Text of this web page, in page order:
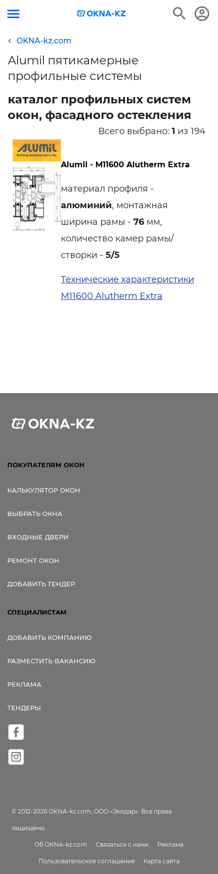
OKNA-kz.com
Alumil пятикамерные
профильные системы
каталог профильных систем
окон, фасадного остекления
Всего выбрано: 1 из 194
Alumil - M11600 Alutherm Extra
материал профиля -
алюминий, монтажная
ширина рамы - 76 мм,
количество камер рамы/
створки - 5/5
Технические характеристики
M11600 Alutherm Extra
ПОКУПАТЕЛЯМ ОКОН
КАЛЬКУЛЯТОР ОКОН
ВЫБРАТЬ ОКНА
ВХОДНЫЕ ДВЕРИ
РЕМОНТ ОКОН
ДОБАВИТЬ ТЕНДЕР
СПЕЦИАЛИСТАМ
ДОБАВИТЬ КОМПАНИЮ
РАЗМЕСТИТЬ ВАКАНСИЮ
РЕКЛАМА
ТЕНДЕРЫ
© 2012-2026 OKNA-kz.com, ООО «Экодар». Все права
защищены.
Об OKNA-kz.com Связаться с нами Реклама
Пользовательское соглашение Карта сайта